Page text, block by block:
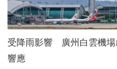
受降雨影響 廣州白雲機場
響應